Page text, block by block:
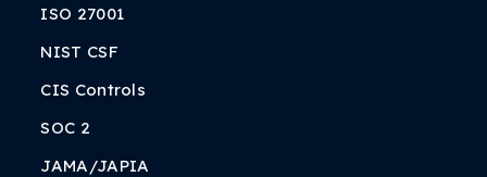
ISO 27001
NIST CSF
CIS Controls
SOC 2
JAMA/JAPIA